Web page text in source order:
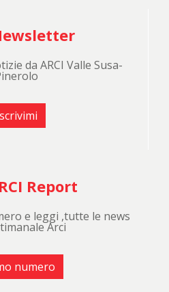
da ARCI Valle Susa-
Report
e leggi ,tutte le news
Arci
numero